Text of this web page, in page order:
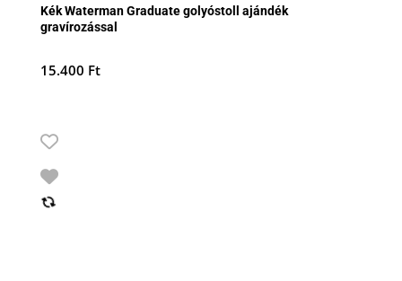
Kék Waterman Graduate golyóstoll ajándék
gravírozással
15.400 Ft